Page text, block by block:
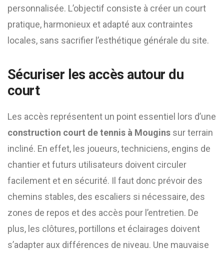
personnalisée. L’objectif consiste à créer un court
pratique, harmonieux et adapté aux contraintes
locales, sans sacrifier l’esthétique générale du site.
Sécuriser les accès autour du
court
Les accès représentent un point essentiel lors d’une
construction court de tennis à Mougins sur terrain
incliné. En effet, les joueurs, techniciens, engins de
chantier et futurs utilisateurs doivent circuler
facilement et en sécurité. Il faut donc prévoir des
chemins stables, des escaliers si nécessaire, des
zones de repos et des accès pour l’entretien. De
plus, les clôtures, portillons et éclairages doivent
s’adapter aux différences de niveau. Une mauvaise